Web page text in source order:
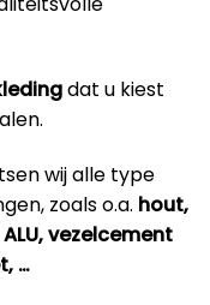
dat u kiest
wij alle type
zoals o.a. hout,
vezelcement
…